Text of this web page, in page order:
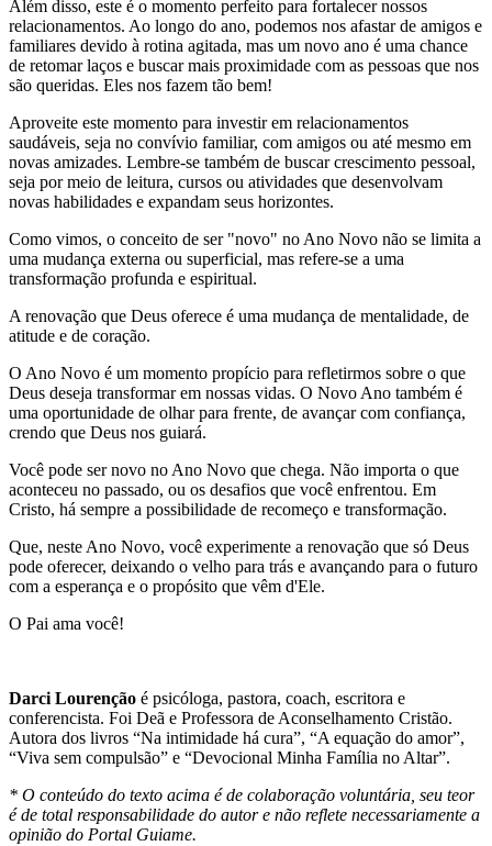
Além disso, este é o momento perfeito para fortalecer nossos
relacionamentos. Ao longo do ano, podemos nos afastar de amigos e
familiares devido à rotina agitada, mas um novo ano é uma chance
de retomar laços e buscar mais proximidade com as pessoas que nos
são queridas. Eles nos fazem tão bem!
Aproveite este momento para investir em relacionamentos
saudáveis, seja no convívio familiar, com amigos ou até mesmo em
novas amizades. Lembre-se também de buscar crescimento pessoal,
seja por meio de leitura, cursos ou atividades que desenvolvam
novas habilidades e expandam seus horizontes.
Como vimos, o conceito de ser "novo" no Ano Novo não se limita a
uma mudança externa ou superficial, mas refere-se a uma
transformação profunda e espiritual.
A renovação que Deus oferece é uma mudança de mentalidade, de
atitude e de coração.
O Ano Novo é um momento propício para refletirmos sobre o que
Deus deseja transformar em nossas vidas. O Novo Ano também é
uma oportunidade de olhar para frente, de avançar com confiança,
crendo que Deus nos guiará.
Você pode ser novo no Ano Novo que chega. Não importa o que
aconteceu no passado, ou os desafios que você enfrentou. Em
Cristo, há sempre a possibilidade de recomeço e transformação.
Que, neste Ano Novo, você experimente a renovação que só Deus
pode oferecer, deixando o velho para trás e avançando para o futuro
com a esperança e o propósito que vêm d'Ele.
O Pai ama você!
Darci Lourenção é psicóloga, pastora, coach, escritora e
conferencista. Foi Deã e Professora de Aconselhamento Cristão.
Autora dos livros “Na intimidade há cura”, “A equação do amor”,
“Viva sem compulsão” e “Devocional Minha Família no Altar”.
* O conteúdo do texto acima é de colaboração voluntária, seu teor
é de total responsabilidade do autor e não reflete necessariamente a
opinião do Portal Guiame.